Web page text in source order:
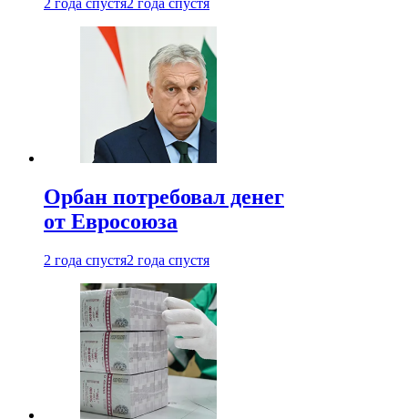
Орбан потребовал денег
от Евросоюза
2 года спустя2 года спустя